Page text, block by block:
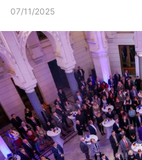
07/11/2025